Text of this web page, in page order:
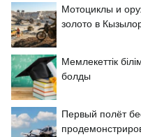
Мотоциклы и
золото в
Мемлекеттік
болды
Первый полёт